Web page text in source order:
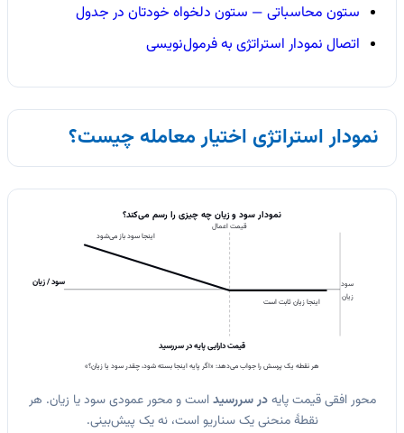
ستون محاسباتی — ستون دلخواه خودتان در جدول
اتصال نمودار استراتژی به فرمول‌نویسی
نمودار استراتژی اختیار معامله چیست؟
نمودار سود و زیان چه چیزی را رسم می‌کند؟
سود
زیان
قیمت دارایی پایه در سررسید
سود / زیان
قیمت اعمال
اینجا سود باز می‌شود
اینجا زیان ثابت است
هر نقطه یک پرسش را جواب می‌دهد: «اگر پایه اینجا بسته شود، چقدر سود یا زیان؟»
محور افقی قیمت پایهدر سررسیداست و محور عمودی سود یا زیان. هر
نقطهٔ منحنی یک سناریو است، نه یک پیش‌بینی.